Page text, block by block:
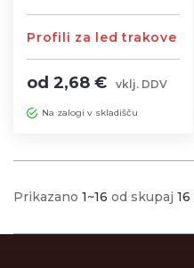
Profili za led trakove
od 2,68 € vklj. DDV
Na zalogi v skladišču
Prikazano 1~16 od skupaj 16